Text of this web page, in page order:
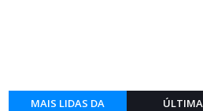
MAIS LIDAS DA